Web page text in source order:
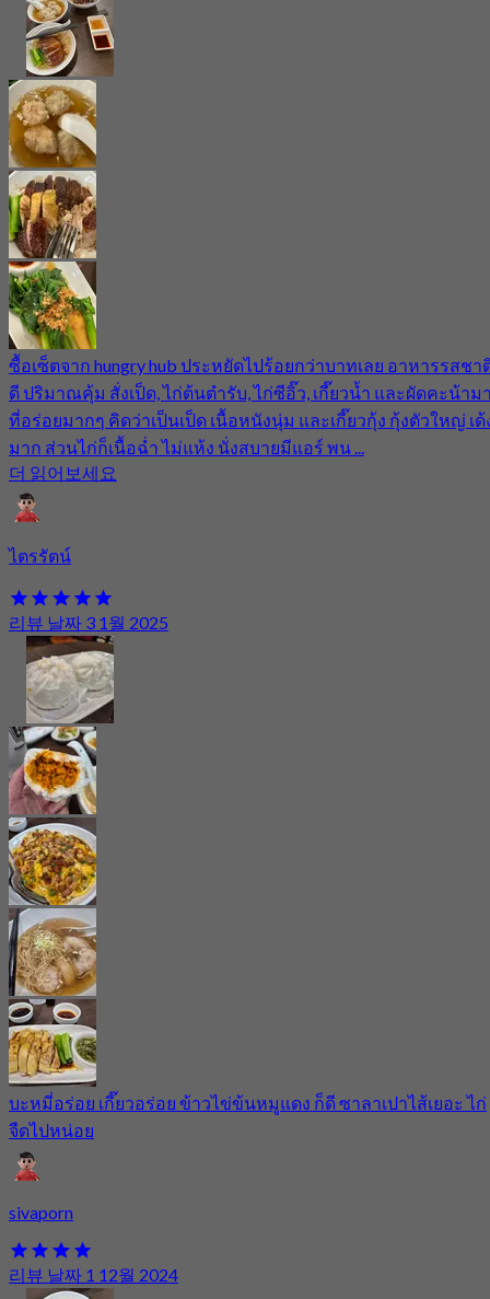
ซื้อเซ็ตจาก hungry hub ประหยัดไปร้อยกว่าบาทเลย อาหารรสชา
ดี ปริมาณคุ้ม สั่งเป็ด, ไก่ต้นตำรับ, ไก่ซีอิ๊ว, เกี๊ยวน้ำ และผัดคะน้าม
ที่อร่อยมากๆ คิดว่าเป็นเป็ด เนื้อหนังนุ่ม และเกี๊ยวกุ้ง กุ้งตัวใหญ่ เด้
มาก ส่วนไก่ก็เนื้อฉ่ำ ไม่แห้ง นั่งสบายมีแอร์ พน ...
더 읽어보세요
ไตรรัตน์
리뷰 날짜 3 1월 2025
บะหมี่อร่อย เกี๊ยวอร่อย ข้าวไข่ข้นหมูแดง ก็ดี ซาลาเปาไส้เยอะ ไก่
จืดไปหน่อย
sivaporn
리뷰 날짜 1 12월 2024